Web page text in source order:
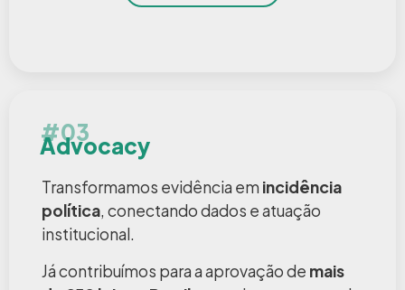
#03
Advocacy
Transformamos evidência em incidência
política, conectando dados e atuação
institucional.
Já contribuímos para a aprovação de mais